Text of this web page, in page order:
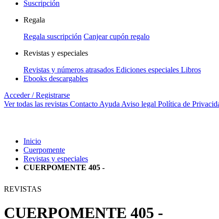
Suscripción
Regala
Regala suscripción Canjear cupón regalo
Revistas y especiales
Revistas y números atrasados Ediciones especiales Libros
Ebooks descargables
Acceder / Registrarse
Ver todas las revistas Contacto Ayuda Aviso legal Política de
Inicio
Cuerpomente
Revistas y especiales
CUERPOMENTE 405 -
REVISTAS
CUERPOMENTE 405 -